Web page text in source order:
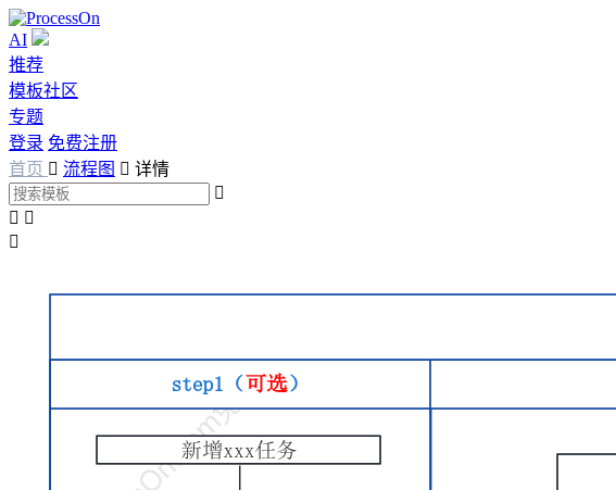
AI
推荐
模板社区
专题
登录 免费注册
首页  流程图  详情

 
